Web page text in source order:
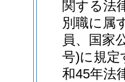
関する法
別職に属
員、国家
号)に規定
和45年法